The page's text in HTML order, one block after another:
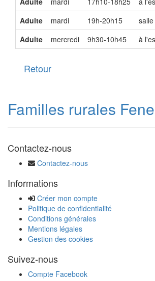
Adulte
mardi 19h-20h15
Adulte
mercredi 9h30-10h45 à
Retour
Familles rurales
Contactez-nous
Contactez-nous
Informations
Créer mon compte
Politique de confidentialité
Conditions générales
Mentions légales
Gestion des cookies
Suivez-nous
Compte Facebook